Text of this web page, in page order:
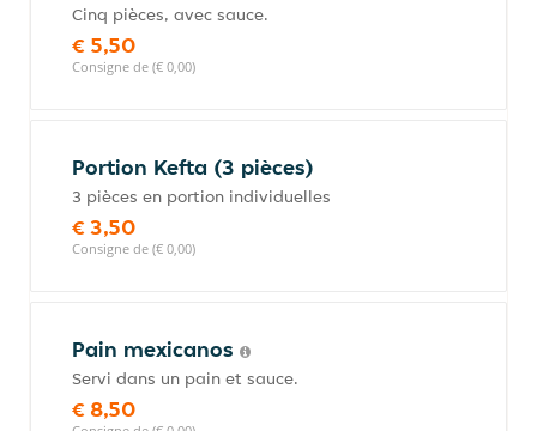
Cinq pièces, avec sauce.
€ 5,50
Consigne de (€ 0,00)
Portion Kefta (3 pièces)
3 pièces en portion individuelles
€ 3,50
Consigne de (€ 0,00)
Pain mexicanos
Servi dans un pain et sauce.
€ 8,50